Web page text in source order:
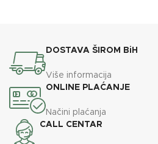
DOSTAVA ŠIROM BiH
Više informacija
ONLINE PLAĆANJE
Načini plaćanja
CALL CENTAR